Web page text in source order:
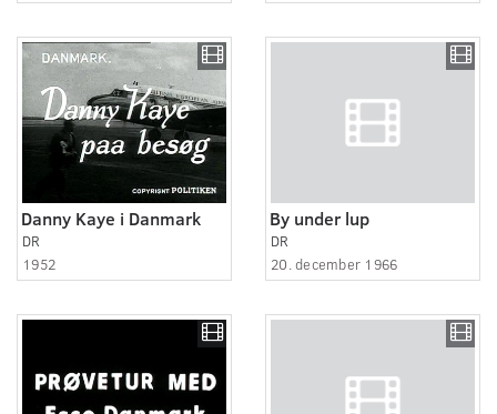
Danny Kaye i Danmark
DR
1952
By under lup
DR
20. december 1966